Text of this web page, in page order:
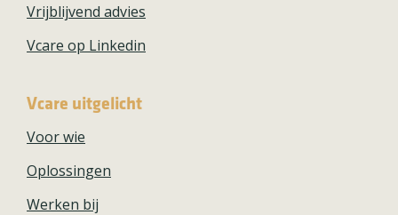
Vrijblijvend advies
Vcare op Linkedin
Vcare uitgelicht
Voor wie
Oplossingen
Werken bij